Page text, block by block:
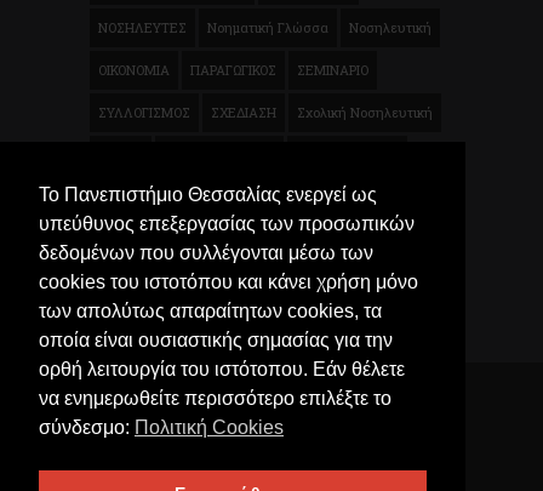
ΝΟΣΗΛΕΥΤΕΣ Νοηματική Γλώσσα Νοσηλευτική
ΟΙΚΟΝΟΜΙΑ ΠΑΡΑΓΩΓΙΚΟΣ ΣΕΜΙΝΑΡΙΟ
ΣΥΛΛΟΓΙΣΜΟΣ ΣΧΕΔΙΑΣΗ Σχολική Νοσηλευτική
Χρηματοοικονομικά Ψυχολογία Μικροβιολογία
Τρόφιμα
© 2026 Κέντρο Επιμόρφωσης και Δια Βίου
Μάθησης (ΚΕΔIBIM) Πανεπιστημίου Θεσσαλίας. All
Το Πανεπιστήμιο Θεσσαλίας ενεργεί ως
υπεύθυνος επεξεργασίας των προσωπικών
δεδομένων που συλλέγονται μέσω των
cookies του ιστοτόπου και κάνει χρήση μόνο
των απολύτως απαραίτητων cookies, τα
οποία είναι ουσιαστικής σημασίας για την
ορθή λειτουργία του ιστότοπου. Εάν θέλετε
να ενημερωθείτε περισσότερο επιλέξτε το
σύνδεσμο: Πολιτική Cookies